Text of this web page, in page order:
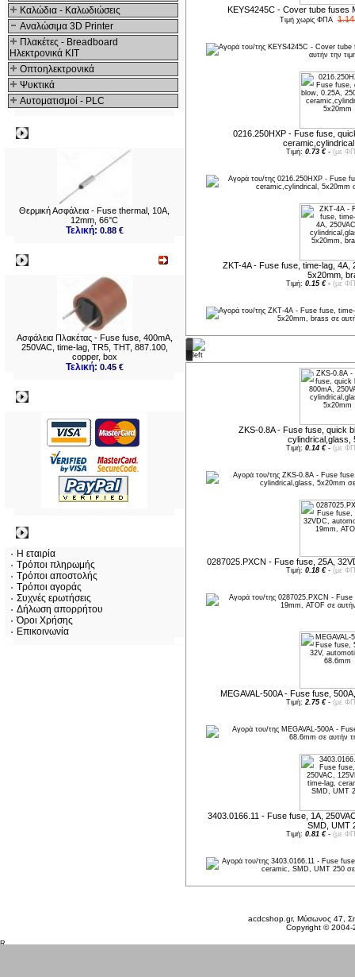
Καλώδια - Καλωδιώσεις
Αναλώσιμα 3D Printer
Πλακέτες - Breadboard
Ηλεκτρονικά ΚΙΤ
Οπτοηλεκτρονικά
Ψυκτικά
Αυτοματισμοί - PLC
Θερμική Ασφάλεια - Fuse thermal, 10A,
12mm, 66°C
Τελική: 0.88 €
Ασφάλεια Πλακέτας - Fuse fuse, 400mA,
250VAC, time-lag, TR5, THT, 887.100,
copper, box
Τελική: 0.45 €
Η εταιρία
Τρόποι πληρωμής
Τρόποι αποστολής
Τρόποι αγοράς
Συχνές ερωτήσεις
Δήλωση απορρήτου
Όροι Χρήσης
Επικοινωνία
KEYS4245C - Cover tube fuses
Τιμή χωρίς ΦΠΑ
0216.250HXP - Fuse fuse,
Τιμή: 0.73 €- (με
ZKT-4A - Fuse fuse, time-lag, 4A,
5x20mm,
Τιμή: 0.15 €- (με
ZKS-0.8A - Fuse fuse, quick
cylindrical,glass,
Τιμή: 0.14 €- (με
0287025.PXCN - Fuse fuse, 25A,
Τιμή: 0.18 €- (με
MEGAVAL-500A - Fuse fuse,
Τιμή: 2.75 €- (με
3403.0166.11 - Fuse fuse, 1A,
SMD, UMT
Τιμή: 0.81 €- (με
acdcshop.gr, Μύσωνος 47,
Copyright ©